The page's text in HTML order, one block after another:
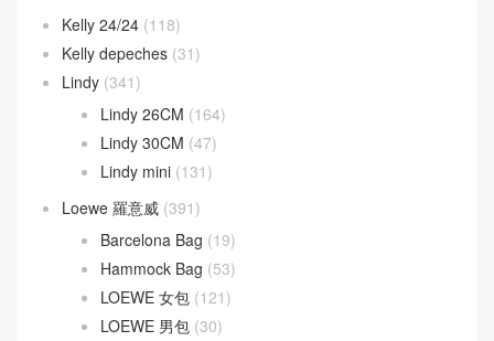
Kelly 24/24 (118)
Kelly depeches (31)
Lindy (341)
Lindy 26CM (164)
Lindy 30CM (47)
Lindy mini (131)
Loewe 羅意威 (391)
Barcelona Bag (19)
Hammock Bag (53)
LOEWE 女包 (121)
LOEWE 男包 (30)